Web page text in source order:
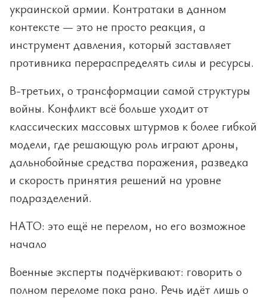
украинской армии. Контратаки в данном
контексте — это не просто реакция, а
инструмент давления, который заставляет
противника перераспределять силы и ресурсы.
В-третьих, о трансформации самой структуры
войны. Конфликт всё больше уходит от
классических массовых штурмов к более гибкой
модели, где решающую роль играют дроны,
дальнобойные средства поражения, разведка
и скорость принятия решений на уровне
подразделений.
НАТО: это ещё не перелом, но его возможное
начало
Военные эксперты подчёркивают: говорить о
полном переломе пока рано. Речь идёт лишь о